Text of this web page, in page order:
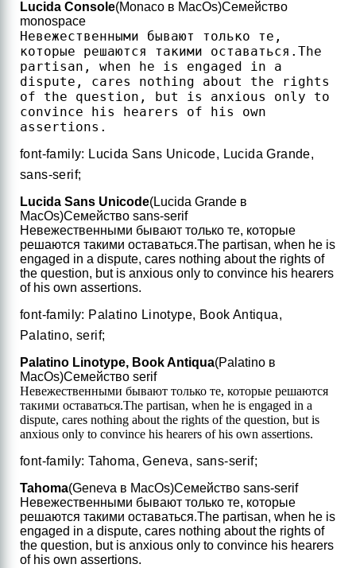
Lucida Console(Monaco в MacOs)Семейство
monospace
Невежественными бывают только те,
которые решаются такими оставаться. The
partisan, when he is engaged in a
dispute, cares nothing about the rights
of the question, but is anxious only to
convince his hearers of his own
assertions.
font-family: Lucida Sans Unicode, Lucida Grande,
sans-serif;
Lucida Sans Unicode(Lucida Grande в
MacOs)Семейство sans-serif
Невежественными бывают только те, которые
решаются такими оставаться.The partisan, when he is
engaged in a dispute, cares nothing about the rights of
the question, but is anxious only to convince his hearers
of his own assertions.
font-family: Palatino Linotype, Book Antiqua,
Palatino, serif;
Palatino Linotype, Book Antiqua(Palatino в
MacOs)Семейство serif
Невежественными бывают только те, которые решаются
такими оставаться.The partisan, when he is engaged in a
dispute, cares nothing about the rights of the question, but is
anxious only to convince his hearers of his own assertions.
font-family: Tahoma, Geneva, sans-serif;
Tahoma(Geneva в MacOs)Семейство sans-serif
Невежественными бывают только те, которые
решаются такими оставаться.The partisan, when he is
engaged in a dispute, cares nothing about the rights of
the question, but is anxious only to convince his hearers
of his own assertions.